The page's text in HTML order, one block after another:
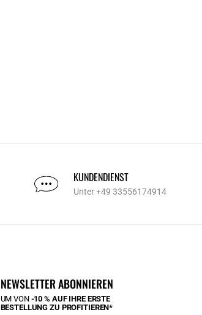
KUNDENDIENST
Unter +49 33556174914
NEWSLETTER ABONNIEREN
UM VON -10 % AUF IHRE ERSTE
BESTELLUNG ZU PROFITIEREN*